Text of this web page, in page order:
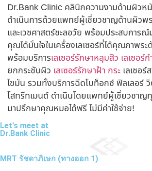
Dr.Bank Clinic คลินิกความงามด้านผิวหนั
ดำเนินการด้วยแพทย์ผู้เชี่ยวชาญด้านผิวพ
และเวชศาสตร์ชะลอวัย พร้อมประสบการณ์
คุณได้มั่นใจในเครื่องเลเซอร์ที่ได้คุณภาพร
พร้อมบริการเลเซอร์รักษาหลุมสิว เลเซอร์
ยกกระชับผิว เลเซอร์รักษาฝ้า กระ เลเซอ
ไขมัน รวมทั้งบริการฉีดโบท็อกซ์ ฟิลเลอร์
โสทรีทเมนต์ ดำเนินโดยแพทย์ผู้เชี่ยวชาญทุ
มาปรึกษาคุณหมอได้ฟรี ไม่มีค่าใช้จ่าย!
Let's meet at
Dr.Bank Clinic
MRT รัชดาภิเษก (ทางออก 1)